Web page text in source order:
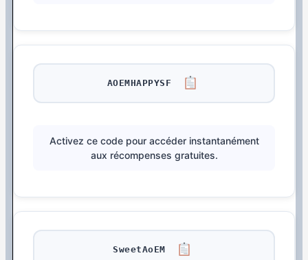
AOEMHAPPYSF
Activez ce code pour accéder instantanément
aux récompenses gratuites.
SweetAoEM